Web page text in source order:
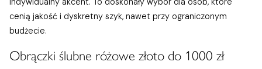
cenią jakość i dyskretny szyk, nawet przy ograniczonym
budżecie.
Obrączki ślubne różowe złoto do 1000 zł